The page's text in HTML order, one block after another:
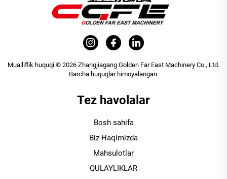
Mualliflik huquqi © 2026 Zhangjiagang Golden Far East Machinery Co., Ltd.
Barcha huquqlar himoyalangan.
Tez havolalar
Bosh sahifa
Biz Haqimizda
Mahsulotlar
QULAYLIKLAR